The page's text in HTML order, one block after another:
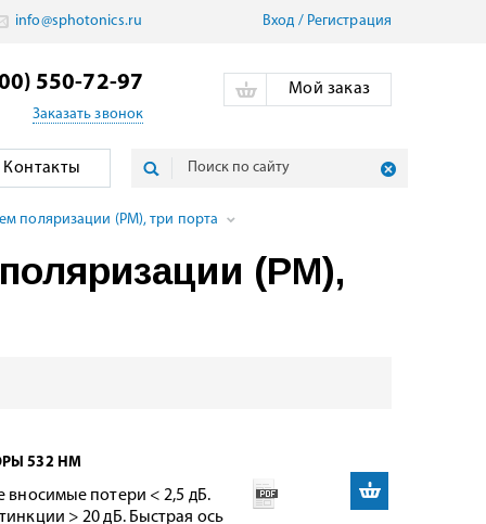
поляризации (PM), три порта
(PM),
532 НМ
вносимые потери < 2,5 дБ.
> 20 дБ. Быстрая ось
Вход / Pегистрация
info@sphotonics.ru
Мой заказ
550-72-97
Заказать звонок
Контакты